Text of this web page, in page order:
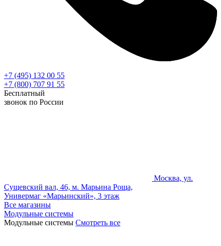
+7 (495) 132 00 55
+7 (800) 707 91 55
Бесплатный
звонок по России
Москва, ул.
Сущевский вал, 46, м. Марьина Роща,
Универмаг «Марьинский», 3 этаж
Все магазины
Модульные системы
Модульные системы Смотреть все